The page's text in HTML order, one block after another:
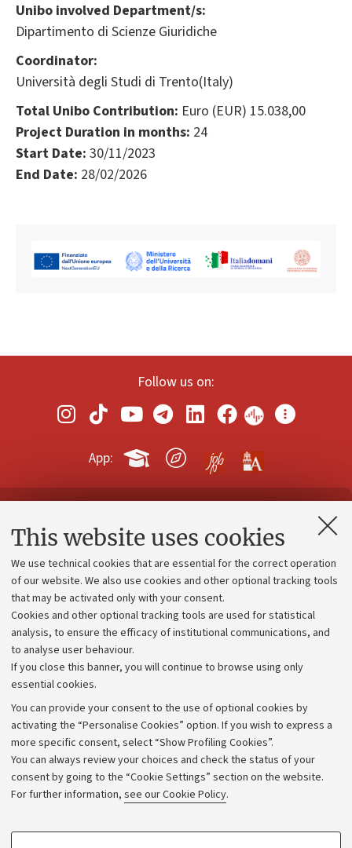
This website uses cookies
We use technical cookies that are essential for the correct operation
of our website. We also use cookies and other optional tracking tools
that may be activated only with your consent.
Cookies and other optional tracking tools are used for statistical
analysis, to ensure the efficacy of institutional communications, and
to analyse user behaviour.
If you close this banner, you will continue to browse using only
essential cookies.
You can provide your consent to the use of optional cookies by
activating the “Personalise Cookies” option. If you wish to express a
more specific consent, select “Show Profiling Cookies”.
You can always review your choices and check the status of your
consent by going to the “Cookie Settings” section on the website.
For further information, see our Cookie Policy.
PROFILING COOKIES - OPTIONAL
Unibo involved Department/s:
Dipartimento di Scienze Giuridiche
Coordinator:
Università degli Studi di Trento(Italy)
Total Unibo Contribution: Euro (EUR) 15.038,00
Project Duration in months: 24
Start Date: 30/11/2023
End Date: 28/02/2026
Follow us on:
App:
Contacts and certified e-mail (PEC)
Administrative divisions
Work with us
Alumni community
Strategic plan
University budgets
Calls and competitions
Transparent administration
Appeals lodged
Merchandising - UniboStore
Website and accessibility information
Accessibility statement